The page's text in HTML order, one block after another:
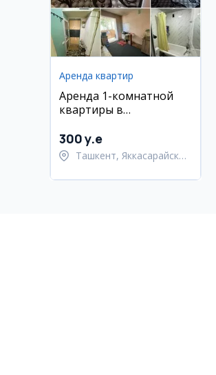
Аренда квартир
Аренда 1-комнатной
квартиры в
300 y.e
Ташкент, Яккасарайский